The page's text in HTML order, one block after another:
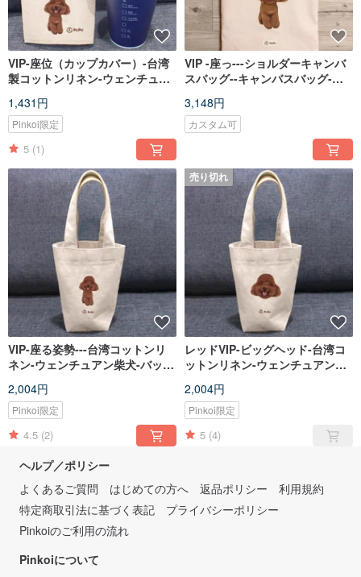
VIP-座位（カップカバー）-台湾
製コットンリネン-ウェンチュア
エの惑星
1,431円
Pinkoi限定
5 (1)
VIP -座っ---ショルダーキャンバ
スバッグ--キャンバスバッグ-綿
3,148円
カスタム可
VIP-座る姿勢---台湾コットンリ
ネン-ウェンチュアン柴犬-バッ
ット
2,004円
Pinkoi限定
4.5 (2)
売り切れ
レッドVIP-ビッグヘッド-台湾コ
ットンリネン-ウェンチュアン柴
イプラネット
2,004円
Pinkoi限定
5 (4)
ヘルプ／ポリシー
よくあるご質問
はじめての方へ 返品ポリシー
利用規約
特定商取引法に基づく表記
プライバシーポリシー
Pinkoiのご利用の流れ
Pinkoiについて